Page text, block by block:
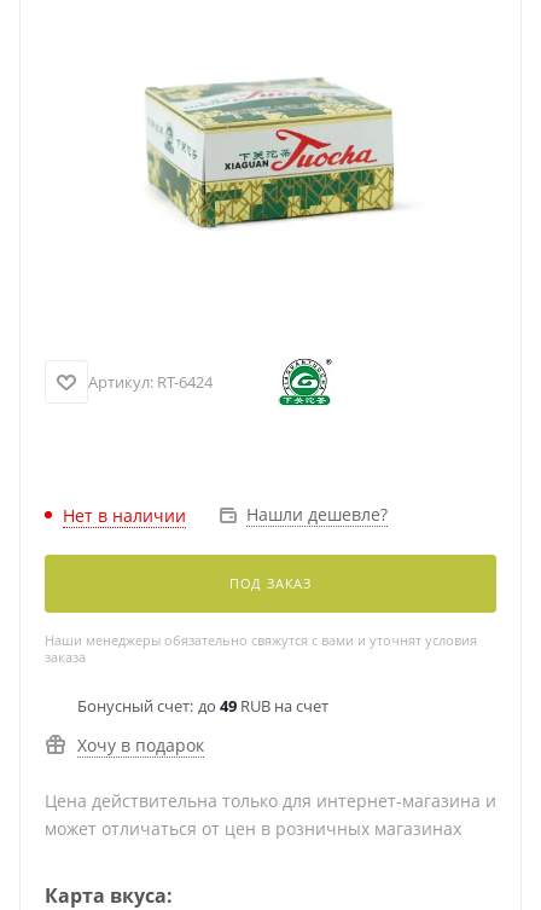
Артикул: RT-6424
Нет в наличии Нашли дешевле?
ПОД ЗАКАЗ
Наши менеджеры обязательно свяжутся с вами и уточнят условия
заказа
Бонусный счет: до 49 RUB на счет
Хочу в подарок
Цена действительна только для интернет-магазина и
может отличаться от цен в розничных магазинах
Карта вкуса: